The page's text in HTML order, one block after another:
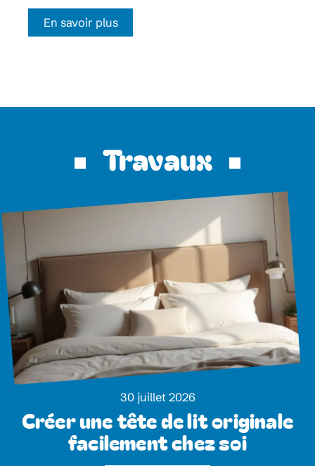
En savoir plus
Travaux
30 juillet 2026
Créer une tête de lit originale
facilement chez soi